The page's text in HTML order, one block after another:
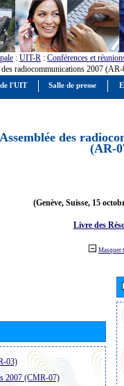
: UIT-R : Conférences et
des radiocommunications 2007
Assemblée des
(AR-
(Genève, Suisse, 15
Livre des
Masquer
03)
2007 (CMR-07)
de l'UIT Salle de presse